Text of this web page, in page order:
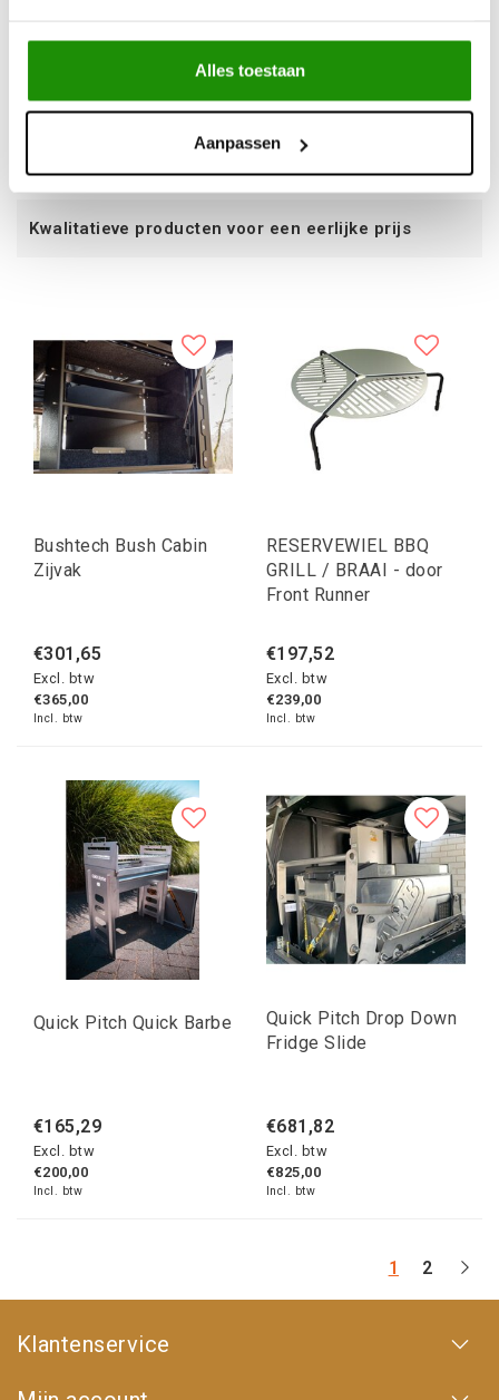
Alles toestaan
Aanpassen
Excl. btw
Excl. btw
€1.175,00
Incl. btw
een eerlijke prijs Service na
Bushtech Bush Cabin
Zijvak
€301,65
Excl. btw
€365,00
Incl. btw
RESERVEWIEL BBQ
GRILL / BRAAI - door
Front Runner
€197,52
Excl. btw
€239,00
Incl. btw
Quick Pitch Quick Barbe
€165,29
Excl. btw
€200,00
Incl. btw
Quick Pitch Drop Down
Fridge Slide
€681,82
Excl. btw
€825,00
Incl. btw
1 2
Klantenservice